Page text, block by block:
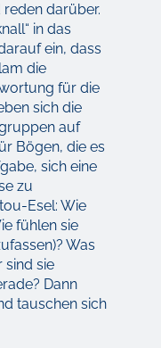
darüber.
in das
ein, dass
die
für die
sich die
auf
Bögen, die es
sich eine
zu
Esel: Wie
fühlen sie
Was
sind sie
Dann
tauschen sich